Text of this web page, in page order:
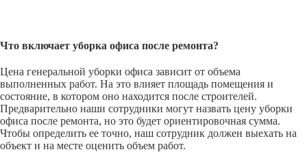
Что включает уборка офиса после ремонта?
Цена генеральной уборки офиса зависит от объема
выполненных работ. На это влияет площадь помещения и
состояние, в котором оно находится после строителей.
Предварительно наши сотрудники могут назвать цену уборки
офиса после ремонта, но это будет ориентировочная сумма.
Чтобы определить ее точно, наш сотрудник должен выехать на
объект и на месте оценить объем работ.